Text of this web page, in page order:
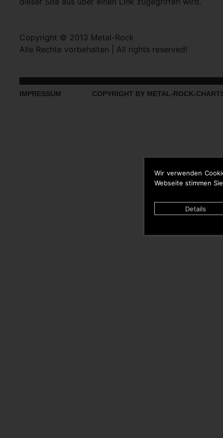
Wir verwenden
Webseite stimmen
Details
Copyright © 2013 Metal-Rock
Alle Rechte vorbehalten | All rights reserved!
IMPRESSUM COPYRIGHT BY METAL-ROCK-